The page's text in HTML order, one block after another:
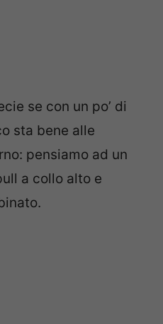
se con un po’ di
sta bene alle
pensiamo ad un
a collo alto e